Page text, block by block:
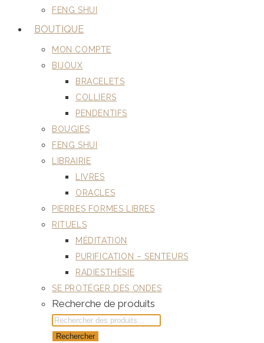
FENG SHUI
BOUTIQUE
MON COMPTE
BIJOUX
BRACELETS
COLLIERS
PENDENTIFS
BOUGIES
FENG SHUI
LIBRAIRIE
LIVRES
ORACLES
PIERRES FORMES LIBRES
RITUELS
MÉDITATION
PURIFICATION – SENTEURS
RADIESTHÉSIE
SE PROTÉGER DES ONDES
Recherche de produits
Rechercher